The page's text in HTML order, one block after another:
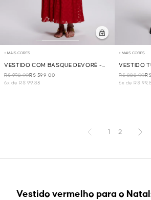
+ MAIS CORES
VESTIDO COM BASQUE DEVORÊ -
VERMELHO
R$ 998,00R$ 599,00
6x de R$ 99,83
+ MAIS CORES
VESTIDO
CINTURA -
R$ 888,00
6x de R$
1 2
Vestido vermelho para o